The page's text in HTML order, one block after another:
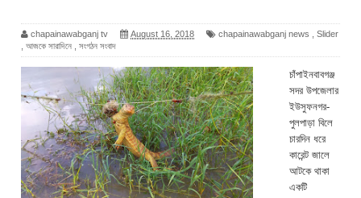
chapainawabganj tv August 16, 2018 chapainawabganj news
Slider
আজকে সারাদিনে সংগঠন সংবাদ
চাঁপাইনবাবগঞ্জ
সদর উপজেলার
ইউসুফনগর-
পুলপাড়া বিলে
চারদিন ধরে
কারেন্ট জালে
আটকে থাকা
একটি